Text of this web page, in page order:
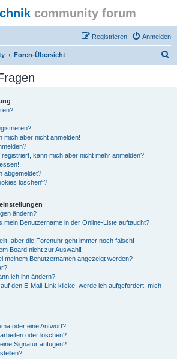
community forum
Anmelden
Registrieren
Foren-Übersicht
mich aber nicht anmelden!
kann mich aber nicht mehr anmelden?!
abgemeldet?
löschen“?
ändern?
mein Benutzername in der Online-Liste auftaucht?
aber die Forenuhr geht immer noch falsch!
Board nicht zur Auswahl!
meinem Benutzernamen angezeigt werden?
ich ihn ändern?
den E-Mail-Link klicke, werde ich aufgefordert, mich
oder eine Antwort?
oder löschen?
Signatur anfügen?